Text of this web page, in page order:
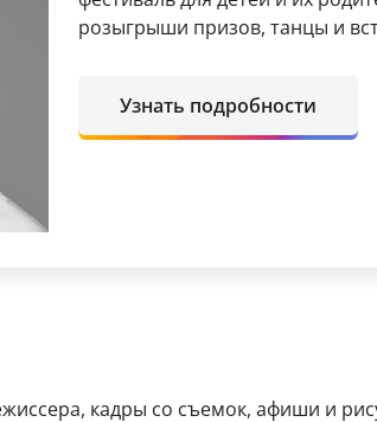
розыгрыши призов, танцы и
Узнать подробности
кадры со съемок, афиши и